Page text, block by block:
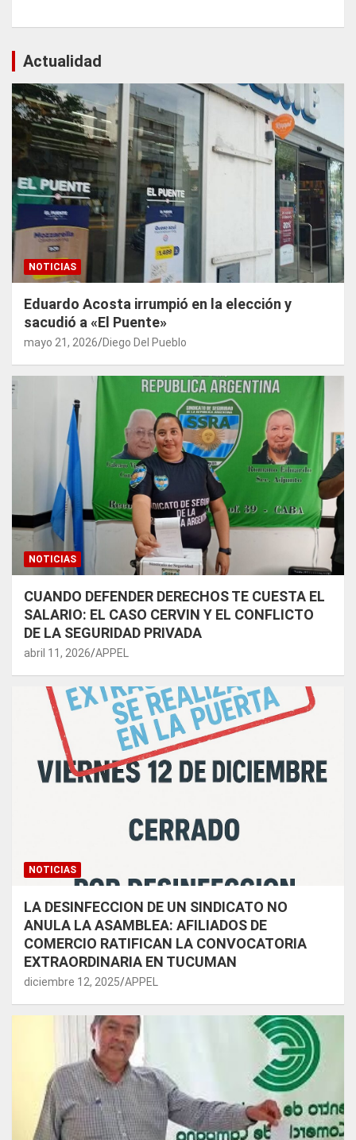
Actualidad
NOTICIAS
Eduardo Acosta irrumpió en la elección y
sacudió a «El Puente»
mayo 21, 2026 Diego Del Pueblo
NOTICIAS
CUANDO DEFENDER DERECHOS TE CUESTA EL
SALARIO: EL CASO CERVIN Y EL CONFLICTO
DE LA SEGURIDAD PRIVADA
abril 11, 2026 APPEL
NOTICIAS
LA DESINFECCION DE UN SINDICATO NO
ANULA LA ASAMBLEA: AFILIADOS DE
COMERCIO RATIFICAN LA CONVOCATORIA
EXTRAORDINARIA EN TUCUMAN
diciembre 12, 2025 APPEL